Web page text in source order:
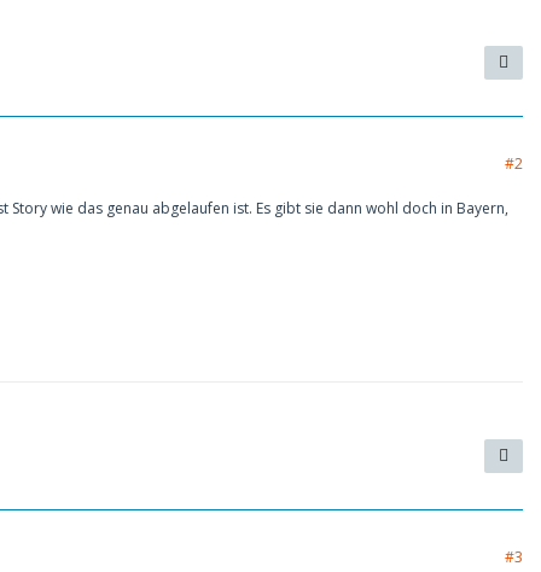
#2
wie das genau abgelaufen ist. Es gibt sie dann wohl doch in Bayern,
#3